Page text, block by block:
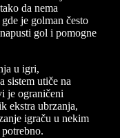
da nema
je golman često
gol i pomogne
u igri,
sistem utiče na
je ograničeni
ekstra ubrzanja,
igraču u nekim